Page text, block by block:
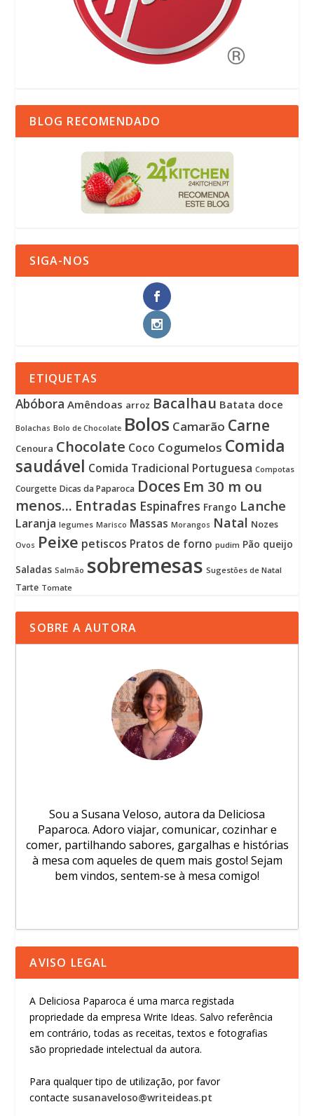
BLOG RECOMENDADO
SIGA-NOS
ETIQUETAS
Abóbora Amêndoas arroz Bacalhau Batata doce
Bolachas Bolo de Chocolate Bolos Camarão Carne
Cenoura Chocolate Coco Cogumelos Comida
saudável Comida Tradicional Portuguesa Compotas
Courgette Dicas da Paparoca Doces Em 30 m ou
menos... Entradas Espinafres Frango Lanche
Laranja legumes Marisco Massas Morangos Natal Nozes
Ovos Peixe petiscos Pratos de forno pudim Pão queijo
Saladas Salmão sobremesas Sugestões de Natal
Tarte Tomate
SOBRE A AUTORA
Sou a Susana Veloso, autora da Deliciosa
Paparoca. Adoro viajar, comunicar, cozinhar e
comer, partilhando sabores, gargalhas e histórias
à mesa com aqueles de quem mais gosto! Sejam
bem vindos, sentem-se à mesa comigo!
AVISO LEGAL
A Deliciosa Paparoca é uma marca registada
propriedade da empresa Write Ideas. Salvo referência
em contrário, todas as receitas, textos e fotografias
são propriedade intelectual da autora.
Para qualquer tipo de utilização, por favor
contacte susanaveloso@writeideas.pt